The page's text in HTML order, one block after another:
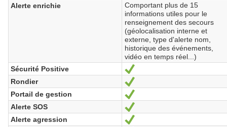
Alerte enrichie
Comportant plus de 15
informations utiles pour le
renseignement des secours
(géolocalisation interne et
externe, type d'alerte nom,
historique des événements,
vidéo en temps réel...)
Sécurité Positive
Oui
Rondier
Portail de gestion
Oui
Alerte SOS
Alerte agression
Oui